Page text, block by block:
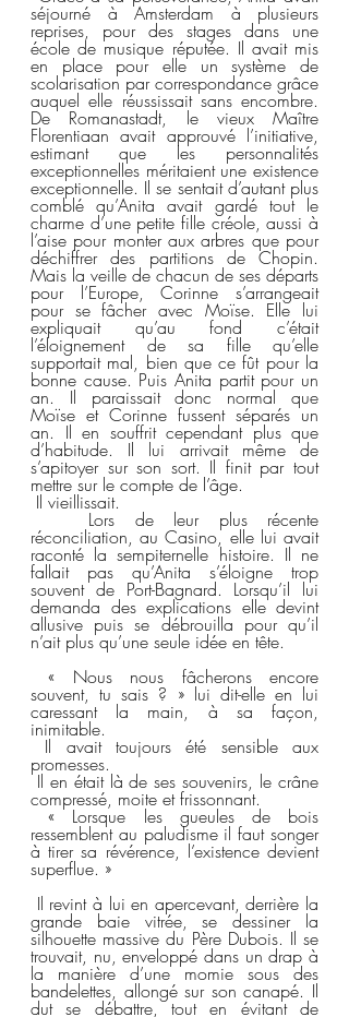
séjourné à Amsterdam à plusieurs
reprises, pour des stages dans une
école de musique réputée. Il avait mis
en place pour elle un système de
scolarisation par correspondance grâce
auquel elle réussissait sans encombre.
De Romanastadt, le vieux Maître
Florentiaan avait approuvé l’initiative,
estimant que les personnalités
exceptionnelles méritaient une existence
exceptionnelle. Il se sentait d’autant plus
comblé qu’Anita avait gardé tout le
charme d’une petite fille créole, aussi à
l’aise pour monter aux arbres que pour
déchiffrer des partitions de Chopin.
Mais la veille de chacun de ses départs
pour l’Europe, Corinne s’arrangeait
pour se fâcher avec Moïse. Elle lui
expliquait qu’au fond c’était
l’éloignement de sa fille qu’elle
supportait mal, bien que ce fût pour la
bonne cause. Puis Anita partit pour un
an. Il paraissait donc normal que
Moïse et Corinne fussent séparés un
an. Il en souffrit cependant plus que
d’habitude. Il lui arrivait même de
s’apitoyer sur son sort. Il finit par tout
mettre sur le compte de l’âge.
Il vieillissait.
réconciliation, au Casino, elle lui avait
raconté la sempiternelle histoire. Il ne
fallait pas qu’Anita s’éloigne trop
souvent de Port-Bagnard. Lorsqu’il lui
demanda des explications elle devint
allusive puis se débrouilla pour qu’il
n’ait plus qu’une seule idée en tête.
« Nous nous fâcherons encore
souvent, tu sais ? » lui dit-elle en lui
caressant la main, à sa façon,
inimitable.
promesses.
Il en était là de ses souvenirs, le crâne
compressé, moite et frissonnant.
« Lorsque les gueules de bois
ressemblent au paludisme il faut songer
à tirer sa révérence, l’existence devient
superflue. »
grande baie vitrée, se dessiner la
silhouette massive du Père Dubois. Il se
trouvait, nu, enveloppé dans un drap à
la manière d’une momie sous des
bandelettes, allongé sur son canapé. Il
dut se débattre, tout en évitant de